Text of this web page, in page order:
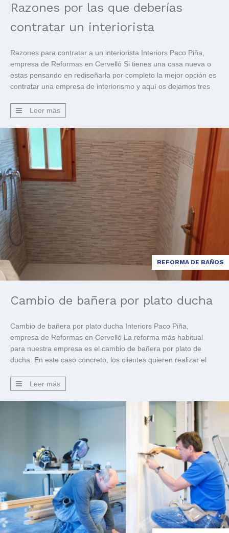
Razones por las que deberías
contratar un interiorista
Razones para contratar a un interiorista Interiors Paco Piña,
empresa de Reformas en Cervelló Si tienes una casa nueva o
estas pensando en rediseñarla por completo la mejor opción es
contratar una empresa de interiorismo y aquí os dejamos tres
que particulares no. Cuando se […]
Leer más
REFORMA DE BAÑOS
Cambio de bañera por plato ducha
Cambio de bañera por plato ducha Interiors Paco Piña,
empresa de Reformas en Cervelló La reforma más habitual
para nuestra empresa es el cambio de bañera por plato de
ducha. En este caso concreto, los clientes quieren realizar el
plato de ducha amplio que […]
Leer más